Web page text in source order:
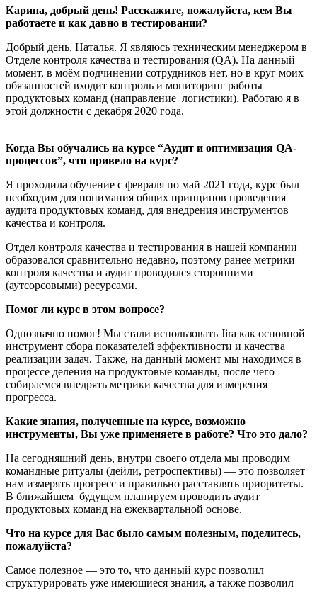
Карина, добрый день! Расскажите, пожалуйста, кем Вы
работаете и как давно в тестировании?
Добрый день, Наталья. Я являюсь техническим менеджером в
Отделе контроля качества и тестирования (QA). На данный
момент, в моём подчинении сотрудников нет, но в круг моих
обязанностей входит контроль и мониторинг работы
продуктовых команд (направление логистики). Работаю я в
этой должности с декабря 2020 года.
Когда Вы обучались на курсе “Аудит и оптимизация QA-
процессов”, что привело на курс?
Я проходила обучение с февраля по май 2021 года, курс был
необходим для понимания общих принципов проведения
аудита продуктовых команд, для внедрения инструментов
качества и контроля.
Отдел контроля качества и тестирования в нашей компании
образовался сравнительно недавно, поэтому ранее метрики
контроля качества и аудит проводился сторонними
(аутсорсовыми) ресурсами.
Помог ли курс в этом вопросе?
Однозначно помог! Мы стали использовать Jira как основной
инструмент сбора показателей эффективности и качества
реализации задач. Также, на данный момент мы находимся в
процессе деления на продуктовые команды, после чего
собираемся внедрять метрики качества для измерения
прогресса.
Какие знания, полученные на курсе, возможно
инструменты, Вы уже применяете в работе? Что это дало?
На сегодняшний день, внутри своего отдела мы проводим
командные ритуалы (дейли, ретроспективы) — это позволяет
нам измерять прогресс и правильно расставлять приоритеты.
В ближайшем будущем планируем проводить аудит
продуктовых команд на ежеквартальной основе.
Что на курсе для Вас было самым полезным, поделитесь,
пожалуйста?
Самое полезное — это то, что данный курс позволил
структурировать уже имеющиеся знания, а также позволил